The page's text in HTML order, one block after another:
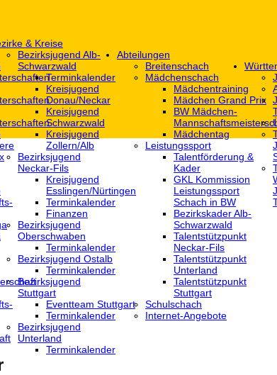
& Kreise
Bezirksjugend Alb-
Schwarzwald
Terminkalender
Kreisjugend
Donau/Neckar
Kreisjugend
Schwarzwald
Kreisjugend
Zollern/Alb
Bezirksjugend
Neckar-Fils
Kreisjugend
‎Esslingen/Nürtingen
Terminkalender
Finanzen
Bezirksjugend
Oberschwaben
Terminkalender
Bezirksjugend Ostalb
Terminkalender
Bezirksjugend
Stuttgart
‎Eventteam Stuttgart
Terminkalender
Bezirksjugend
Unterland
Terminkalender
Abteilungen
Breitenschach
Mädchenschach
Mädchentraining
Mädchen Grand Prix
BW Mädchen-
Mädchentag
Leistungssport
Talentförderung &
Kader
GKL Kommission
Leistungssport
Schach in BW
Bezirkskader Alb-
Schwarzwald
Talentstützpunkt
Neckar-Fils
Talentstützpunkt
Unterland
Talentstützpunkt
Stuttgart
Schulschach
Internet-Angebote